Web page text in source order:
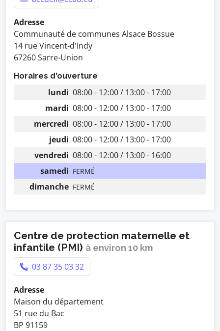
Adresse
Communauté de communes Alsace Bossue
14 rue Vincent-d'Indy
67260 Sarre-Union
Horaires d'ouverture
lundi 08:00 - 12:00 / 13:00 - 17:00
mardi 08:00 - 12:00 / 13:00 - 17:00
mercredi 08:00 - 12:00 / 13:00 - 17:00
jeudi 08:00 - 12:00 / 13:00 - 17:00
vendredi 08:00 - 12:00 / 13:00 - 16:00
samedi FERMÉ
dimanche FERMÉ
Centre de protection maternelle et
infantile (PMI) à environ 10 km
03 87 35 03 32
Adresse
Maison du département
51 rue du Bac
BP 91159